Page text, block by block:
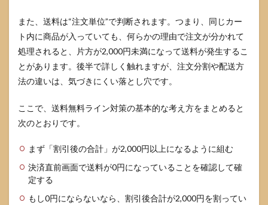
した
い点
5.2
FAQ
6
め
また、送料は“注文単位”で判断されます。つまり、同じカー
ト内に商品が入っていても、何らかの理由で注文が分かれて
処理されると、片方が2,000円未満になって送料が発生するこ
とがあります。後半で詳しく触れますが、注文分割や配送方
法の違いは、気づきにくい落とし穴です。
ここで、送料無料ライン対策の基本的な考え方をまとめると
次のとおりです。
まず「割引後の合計」が2,000円以上になるように組む
決済直前画面で送料が0円になっていることを確認して確
定する
もし0円にならないなら、割引後合計が2,000円を割ってい